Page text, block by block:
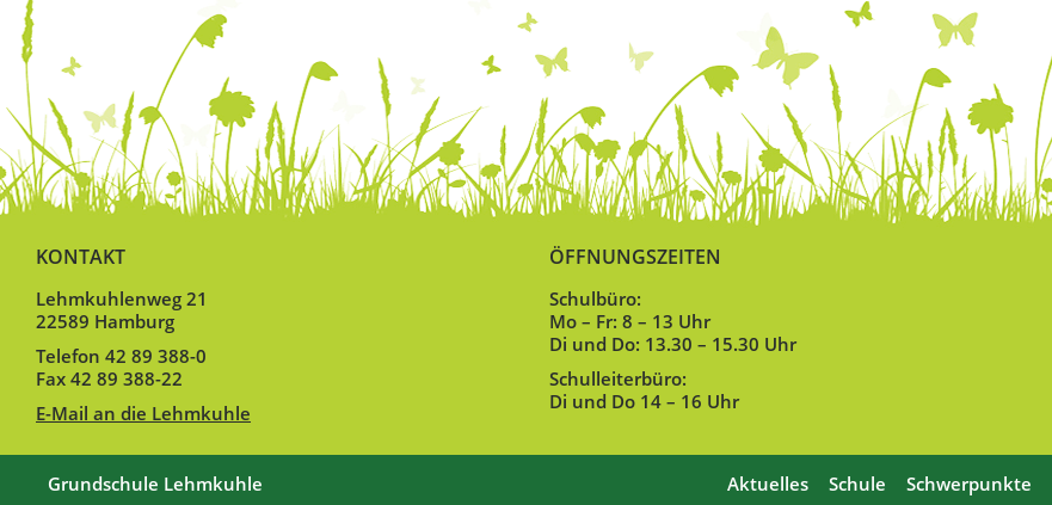
KONTAKT
Lehmkuhlenweg 21
22589 Hamburg
Telefon 42 89 388-0
Fax 42 89 388-22
E-Mail an die Lehmkuhle
ÖFFNUNGSZEITEN
Schulbüro:
Mo – Fr: 8 – 13 Uhr
Di und Do: 13.30 – 15.30 Uhr
Schulleiterbüro:
Di und Do 14 – 16 Uhr
Grundschule Lehmkuhle Aktuelles Schule Schwerpunkte